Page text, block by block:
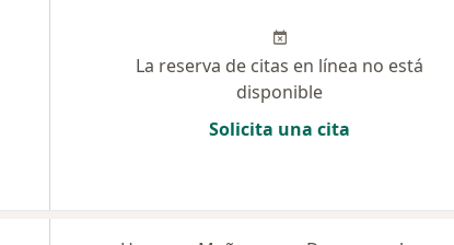
La reserva de citas en línea no está
disponible
Solicita una cita